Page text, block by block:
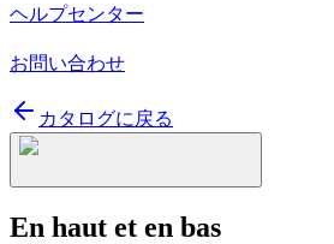
ヘルプセンター
お問い合わせ
カタログに戻る
En haut et en bas